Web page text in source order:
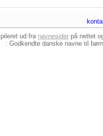
ud fra navnesider på nettet
: Godkendte danske navne til børn